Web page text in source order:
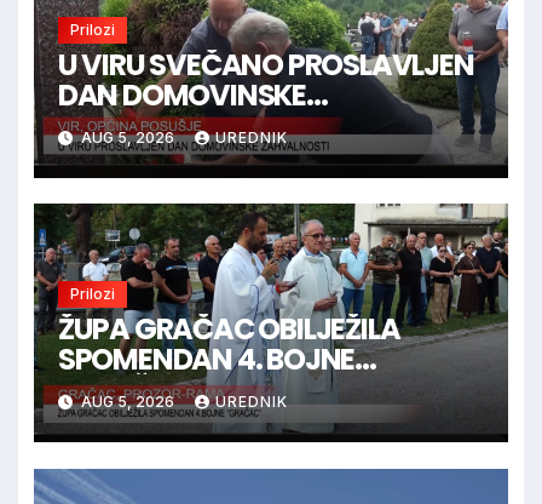
Prilozi
U VIRU SVEČANO PROSLAVLJEN
DAN DOMOVINSKE
ZAHVALNOSTI
AUG 5, 2026 UREDNIK
Prilozi
ŽUPA GRAČAC OBILJEŽILA
SPOMENDAN 4. BOJNE
“GRAČAC”
AUG 5, 2026 UREDNIK